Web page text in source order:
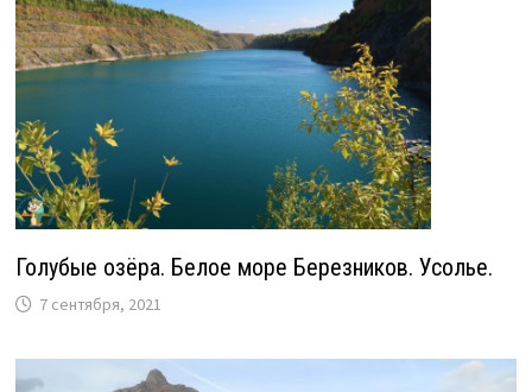
Голубые озёра. Белое море Березников. Усолье.
7 сентября, 2021